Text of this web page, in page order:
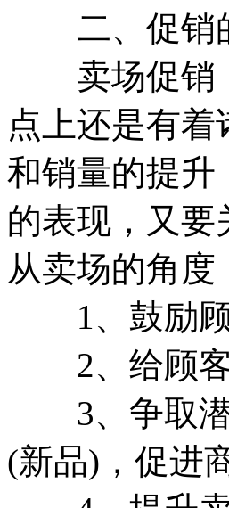
二、促销
卖场促销，
点上还是有
和销量的提升
的表现，又要
从卖场的角
1、鼓励顾
2、给顾客
3、争取潜
(新品)，促进